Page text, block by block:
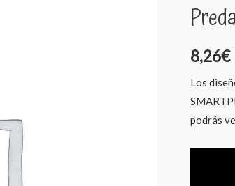
8,26€
Los
podrás